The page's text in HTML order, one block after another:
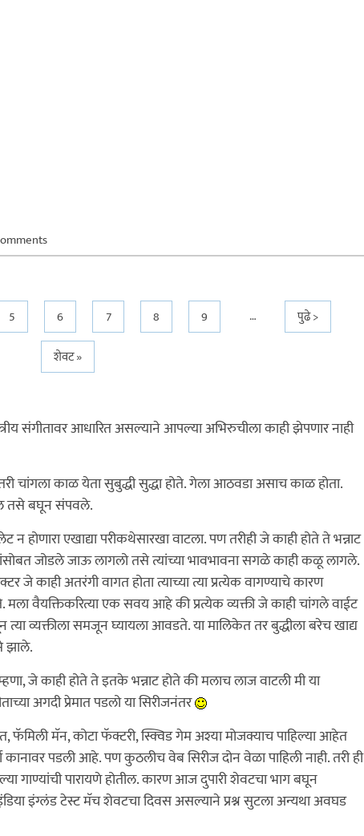
5 6 7 8 9 …
पुढे >
शेवट »
संगीतावर आधारित असल्याने आपल्या अभिरुचीला काही झेपणार नाही
चांगला काळ येता सुबुद्धी सुद्धा होते. गेला आठवडा असाच काळ होता.
तसे बघून संपवले.
होणारा एखाद्या परीकथेसारखा वाटला. पण तरीही जे काही होते ते भन्नाट
जोडले जाऊ लागलो तसे त्यांच्या भावभावना सगळे काही कळू लागले.
जे काही अतरंगी वागत होता त्याच्या त्या प्रत्येक वागण्याचे कारण
मला वैयक्तिकरित्या एक सवय आहे की प्रत्येक व्यक्ती जे काही चांगले वाईट
व्यक्तीला समजून घ्यायला आवडते. या मालिकेत तर बुद्धीला बरेच खाद्य
झाले.
जे काही होते ते इतके भन्नाट होते की मलाच लाज वाटली मी या
अगदी प्रेमात पडलो या सिरीजनंतर
फॅमिली मॅन, कोटा फॅक्टरी, स्क्विड गेम अश्या मोजक्याच पाहिल्या आहेत
कानावर पडली आहे. पण कुठलीच वेब सिरीज दोन वेळा पाहिली नाही. तरी ही
गाण्यांची पारायणे होतील. कारण आज दुपारी शेवटचा भाग बघून
इंग्लंड टेस्ट मॅच शेवटचा दिवस असल्याने प्रश्न सुटला अन्यथा अवघड